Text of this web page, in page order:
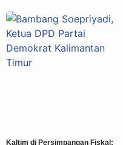
Kaltim di Persimpangan Fiskal: